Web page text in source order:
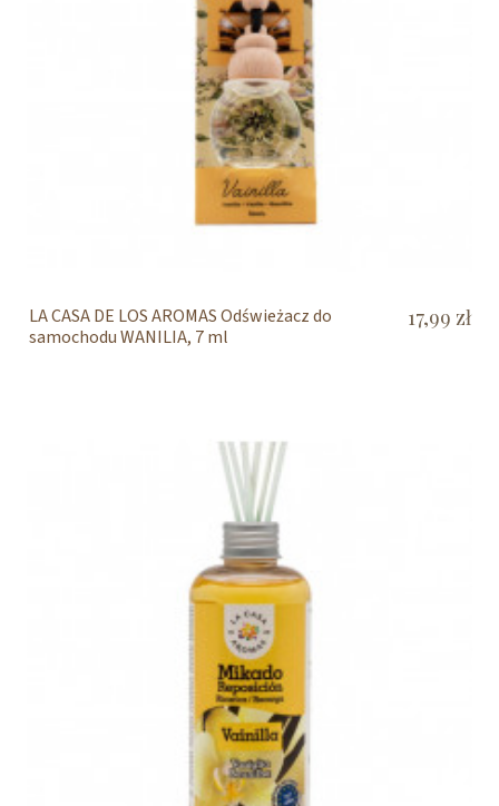
LA CASA DE LOS AROMAS Odświeżacz do
samochodu WANILIA, 7 ml
17,99 zł